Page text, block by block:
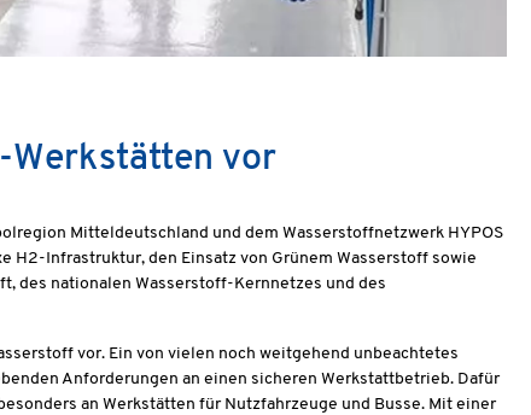
Werkstätten vor
Mitteldeutschland und dem Wasserstoffnetzwerk HYPOS
H2-Infrastruktur, den Einsatz von Grünem Wasserstoff sowie
des nationalen Wasserstoff-Kernnetzes und des
vor. Ein von vielen noch weitgehend unbeachtetes
Anforderungen an einen sicheren Werkstattbetrieb. Dafür
an Werkstätten für Nutzfahrzeuge und Busse. Mit einer